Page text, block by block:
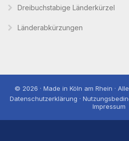
Dreibuchstabige Länderkürzel
Länderabkürzungen
© 2026 · Made in Köln am Rhein ·
Datenschutzerklärung ·
Impressum